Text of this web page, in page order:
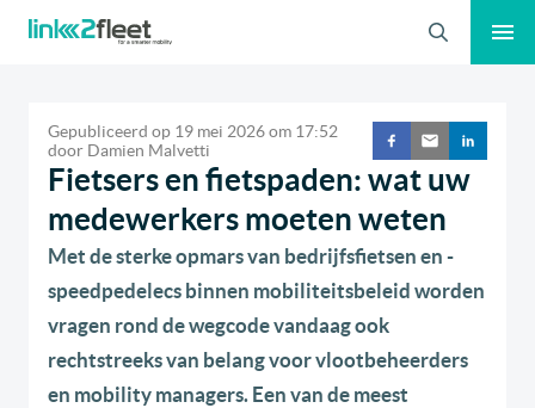
Zoeken
Gepubliceerd op 19 mei 2026om 17:52
door Damien Malvetti
Fietsers en fietspaden: wat uw
medewerkers moeten weten
Met de sterke opmars van bedrijfsfietsen en -
speedpedelecs binnen mobiliteitsbeleid worden
vragen rond de wegcode vandaag ook
rechtstreeks van belang voor vlootbeheerders
en mobility managers. Een van de meest